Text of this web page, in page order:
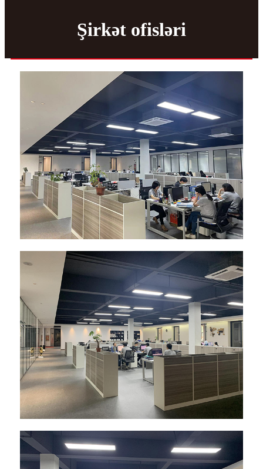
Şirkət ofisləri